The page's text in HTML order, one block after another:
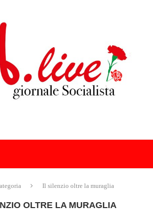
Il silenzio oltre la muraglia
OLTRE LA MURAGLIA